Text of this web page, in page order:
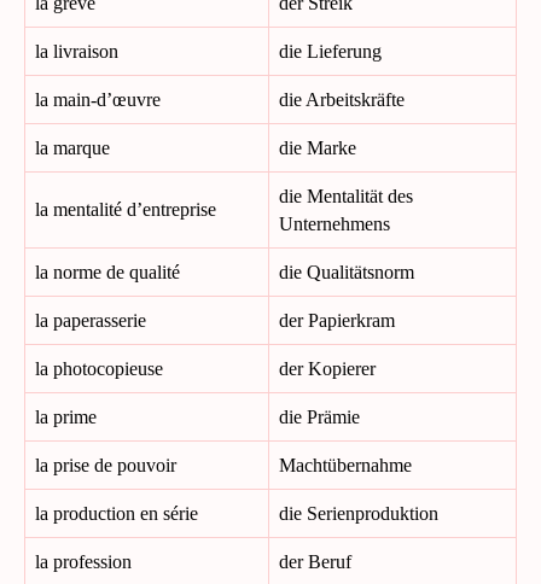
la livraison die Lieferung
la main-d’œuvre die Arbeitskräfte
la marque die Marke
la mentalité d’entreprise
die Mentalität des
Unternehmens
la norme de qualité die Qualitätsnorm
la paperasserie der Papierkram
la photocopieuse der Kopierer
la prime die Prämie
la prise de pouvoir Machtübernahme
la production en série die Serienproduktion
la profession der Beruf